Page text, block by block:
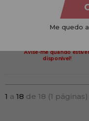
Avise-me quando
disponível!
1 a 18 de 18 (1 páginas)
Me quedo